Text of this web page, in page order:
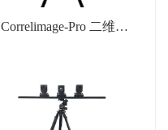
Correlimage-Pro 二维全